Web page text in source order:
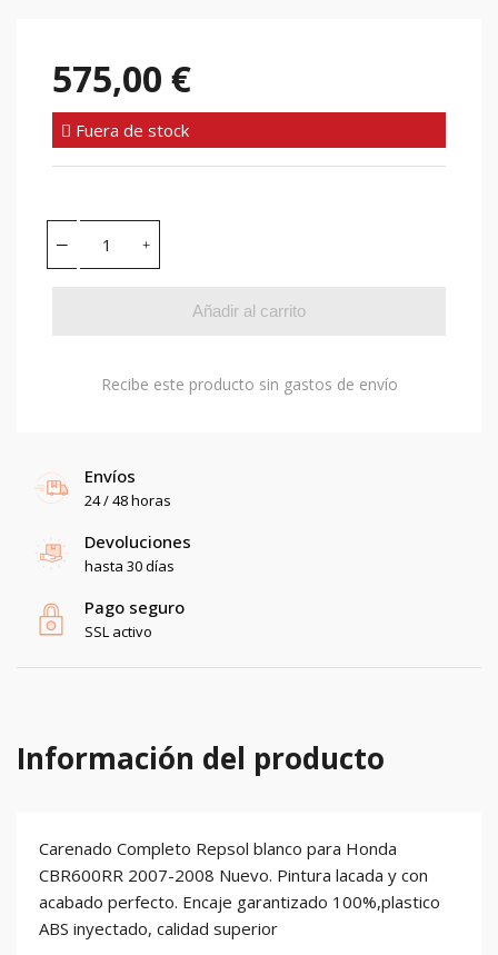
575,00 €
Fuera de stock
Añadir al carrito
Recibe este producto sin gastos de envío
Envíos
24 / 48 horas
Devoluciones
hasta 30 días
Pago seguro
SSL activo
Información del producto
Carenado Completo Repsol blanco para Honda
CBR600RR 2007-2008 Nuevo. Pintura lacada y con
acabado perfecto. Encaje garantizado 100%,plastico
ABS inyectado, calidad superior